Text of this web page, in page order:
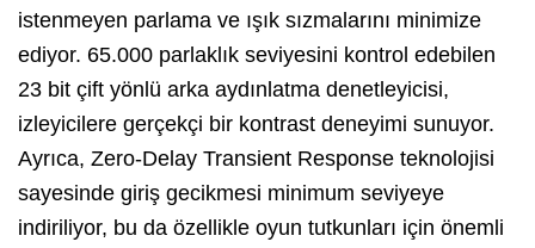
istenmeyen parlama ve ışık sızmalarını minimize
ediyor. 65.000 parlaklık seviyesini kontrol edebilen
23 bit çift yönlü arka aydınlatma denetleyicisi,
izleyicilere gerçekçi bir kontrast deneyimi sunuyor.
Ayrıca, Zero-Delay Transient Response teknolojisi
sayesinde giriş gecikmesi minimum seviyeye
indiriliyor, bu da özellikle oyun tutkunları için önemli